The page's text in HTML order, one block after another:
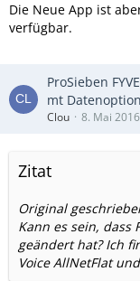
Die Neue App ist
verfügbar.
ProSieben
mt
Clou 8. Mai 2016
Zitat
Original
Kann es sein, dass
geändert hat? Ich
Voice AllNetFlat